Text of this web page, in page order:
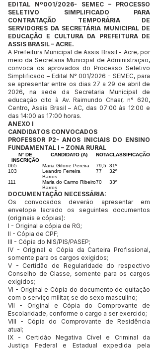
EDITAL Nº001/2026- SEMEC – PROCESSO
SELETIVO SIMPLIFICADO PARA
CONTRATAÇÃO TEMPORÁRIA DE
SERVIDORES DA SECRETÁRIA MUNICIPAL DE
EDUCAÇÃO E CULTURA DA PREFEITURA DE
ASSIS BRASIL – ACRE.
A Prefeitura Municipal de Assis Brasil - Acre, por
meio da Secretaria Municipal de Administração,
convoca os aprovados do Processo Seletivo
Simplificado – Edital N° 001/2026 - SEMEC, para
se apresentar entre os dias 27 a 29 de abril de
2026, na sede da Secretaria Municipal de
educação cito à Av. Raimundo Chaar, n° 620,
Centro, Assis Brasil – AC, das 07:00 às 12:00 e
das 14:00 as 17:00 horas.
ANEXO l
CANDIDATOS CONVOCADOS
PROFESSOR P2- ANOS INICIAIS DO ENSINO
FUNDAMENTAL I – ZONA RURAL
N° DE
INSCRIÇÃO
CANDIDATO (A) NOTACLASSIFICAÇÃO
065
Maria Gifone Pereira 79,5 31º
103
Leandro Ferreira
Barros
77
32º
111
Maria do Carmo Ribeiro
Barros
70 33º
DOCUMENTAÇÃO NECESSÁRIA:
Os convocados deverão apresentar em
envelope lacrado os seguintes documentos
(originais e cópias):
I - Original e cópia de RG;
II - Cópia de CPF;
III - Cópia do NIS/PIS/PASEP;
IV - Original e Cópia da Carteira Profissional,
somente para os cargos exigidos;
V - Certidão de Regularidade do respectivo
Conselho de Classe, somente para os cargos
exigidos;
VI - Original e Cópia do documento de quitação
com o serviço militar, se do sexo masculino;
VII - Original e Cópia do Comprovante de
Escolaridade, conforme o cargo a ser exercido;
VIII - Cópia do Comprovante de Residência
atual;
IX - Certidão Negativa Cível e Criminal da
Justiça Federal e Estadual expedida pela